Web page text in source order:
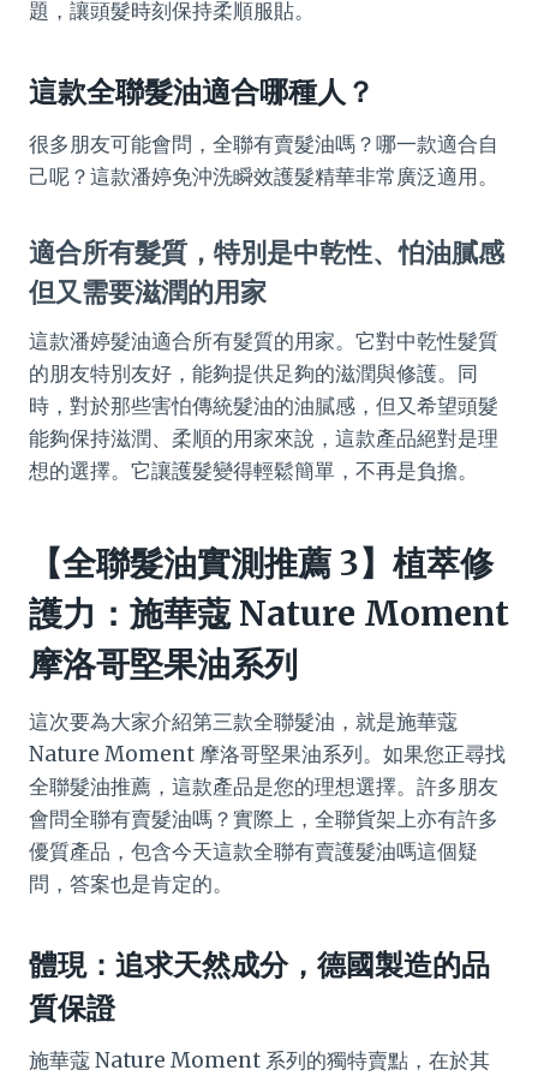
題，讓頭髮時刻保持柔順服貼。
這款全聯髮油適合哪種人？
很多朋友可能會問，全聯有賣髮油嗎？哪一款適合自
己呢？這款潘婷免沖洗瞬效護髮精華非常廣泛適用。
適合所有髮質，特別是中乾性、怕油膩感
但又需要滋潤的用家
這款潘婷髮油適合所有髮質的用家。它對中乾性髮質
的朋友特別友好，能夠提供足夠的滋潤與修護。同
時，對於那些害怕傳統髮油的油膩感，但又希望頭髮
能夠保持滋潤、柔順的用家來說，這款產品絕對是理
想的選擇。它讓護髮變得輕鬆簡單，不再是負擔。
【全聯髮油實測推薦 3】植萃修
護力：施華蔻 Nature Moment
摩洛哥堅果油系列
這次要為大家介紹第三款全聯髮油，就是施華蔻
Nature Moment 摩洛哥堅果油系列。如果您正尋找
全聯髮油推薦，這款產品是您的理想選擇。許多朋友
會問全聯有賣髮油嗎？實際上，全聯貨架上亦有許多
優質產品，包含今天這款全聯有賣護髮油嗎這個疑
問，答案也是肯定的。
體現：追求天然成分，德國製造的品
質保證
施華蔻 Nature Moment 系列的獨特賣點，在於其